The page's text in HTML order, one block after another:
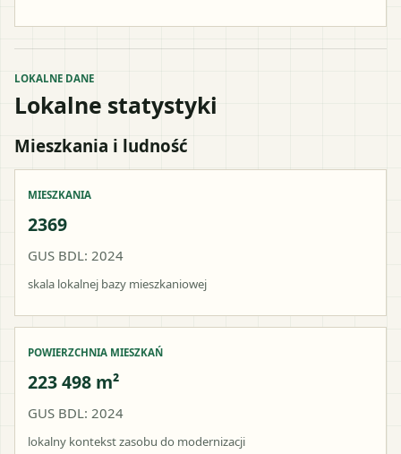
LOKALNE DANE
Lokalne statystyki
Mieszkania i ludność
MIESZKANIA
2369
GUS BDL: 2024
skala lokalnej bazy mieszkaniowej
POWIERZCHNIA MIESZKAŃ
223 498 m²
GUS BDL: 2024
lokalny kontekst zasobu do modernizacji